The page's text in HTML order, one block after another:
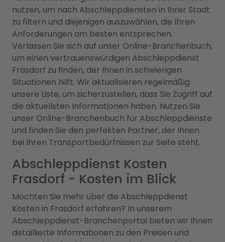
nutzen, um nach Abschleppdiensten in Ihrer Stadt
zu filtern und diejenigen auszuwählen, die Ihren
Anforderungen am besten entsprechen.
Verlassen Sie sich auf unser Online-Branchenbuch,
um einen vertrauenswürdigen Abschleppdienst
Frasdorf zu finden, der Ihnen in schwierigen
Situationen hilft. Wir aktualisieren regelmäßig
unsere Liste, um sicherzustellen, dass Sie Zugriff auf
die aktuellsten Informationen haben. Nutzen Sie
unser Online-Branchenbuch für Abschleppdienste
und finden Sie den perfekten Partner, der Ihnen
bei Ihren Transportbedürfnissen zur Seite steht.
Abschleppdienst Kosten
Frasdorf - Kosten im Blick
Möchten Sie mehr über die Abschleppdienst
Kosten in Frasdorf erfahren? In unserem
Abschleppdienst-Branchenportal bieten wir Ihnen
detaillierte Informationen zu den Preisen und